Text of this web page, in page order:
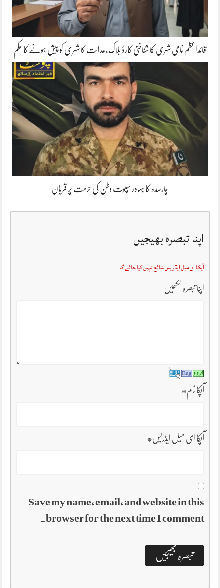
قائداعظم نامی شہری کا شناختی کارڈ بلاک،عدالت کا شہری کو پیش ہونے کا حکم
چارسدہ کا بہادر سپوت وطن کی حرمت پر قربان
اپنا تبصرہ بھیجیں
آپکا ای میل ایڈریس شائع نہیں کیا جائے گا
اپنا تبصرہ لکھیں
آپکا نام*
آپکا ای میل ایڈریس*
Save my name, email, and website in this
browser for the next time I comment.